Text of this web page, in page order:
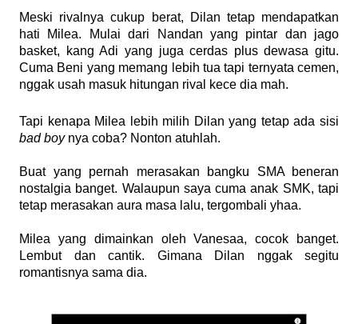
Meski rivalnya cukup berat, Dilan tetap mendapatkan
hati Milea. Mulai dari Nandan yang pintar dan jago
basket, kang Adi yang juga cerdas plus dewasa gitu.
Cuma Beni yang memang lebih tua tapi ternyata cemen,
nggak usah masuk hitungan rival kece dia mah.
Tapi kenapa Milea lebih milih Dilan yang tetap ada sisi
bad boynya coba? Nonton atuhlah.
Buat yang pernah merasakan bangku SMA beneran
nostalgia banget. Walaupun saya cuma anak SMK, tapi
tetap merasakan aura masa lalu, tergombali yhaa.
Milea yang dimainkan oleh Vanesaa, cocok banget.
Lembut dan cantik. Gimana Dilan nggak segitu
romantisnya sama dia.